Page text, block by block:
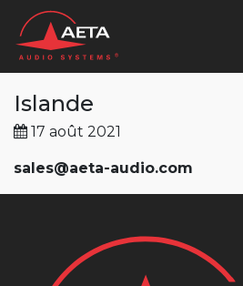
Islande
17 août 2021
sales@aeta-audio.com